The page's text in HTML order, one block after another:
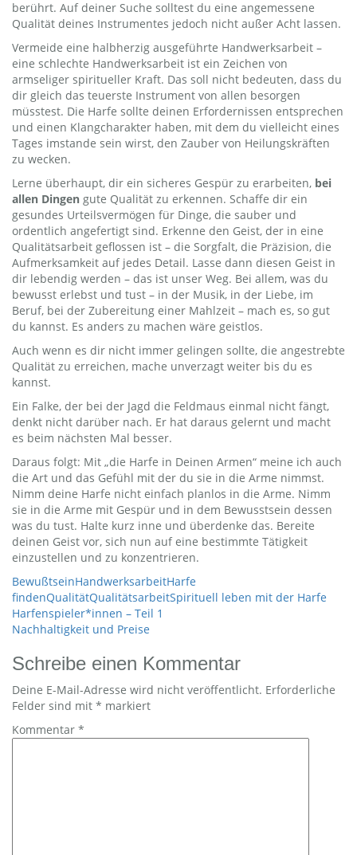
berührt. Auf deiner Suche solltest du eine angemessene
Qualität deines Instrumentes jedoch nicht außer Acht lassen.
Vermeide eine halbherzig ausgeführte Handwerksarbeit –
eine schlechte Handwerksarbeit ist ein Zeichen von
armseliger spiritueller Kraft. Das soll nicht bedeuten, dass du
dir gleich das teuerste Instrument von allen besorgen
müsstest. Die Harfe sollte deinen Erfordernissen entsprechen
und einen Klangcharakter haben, mit dem du vielleicht eines
Tages imstande sein wirst, den Zauber von Heilungskräften
zu wecken.
Lerne überhaupt, dir ein sicheres Gespür zu erarbeiten, bei
allen Dingen gute Qualität zu erkennen. Schaffe dir ein
gesundes Urteilsvermögen für Dinge, die sauber und
ordentlich angefertigt sind. Erkenne den Geist, der in eine
Qualitätsarbeit geflossen ist – die Sorgfalt, die Präzision, die
Aufmerksamkeit auf jedes Detail. Lasse dann diesen Geist in
dir lebendig werden – das ist unser Weg. Bei allem, was du
bewusst erlebst und tust – in der Musik, in der Liebe, im
Beruf, bei der Zubereitung einer Mahlzeit – mach es, so gut
du kannst. Es anders zu machen wäre geistlos.
Auch wenn es dir nicht immer gelingen sollte, die angestrebte
Qualität zu erreichen, mache unverzagt weiter bis du es
kannst.
Ein Falke, der bei der Jagd die Feldmaus einmal nicht fängt,
denkt nicht darüber nach. Er hat daraus gelernt und macht
es beim nächsten Mal besser.
Daraus folgt: Mit „die Harfe in Deinen Armen“ meine ich auch
die Art und das Gefühl mit der du sie in die Arme nimmst.
Nimm deine Harfe nicht einfach planlos in die Arme. Nimm
sie in die Arme mit Gespür und in dem Bewusstsein dessen
was du tust. Halte kurz inne und überdenke das. Bereite
deinen Geist vor, sich nun auf eine bestimmte Tätigkeit
einzustellen und zu konzentrieren.
BewußtseinHandwerksarbeitHarfe
findenQualitätQualitätsarbeitSpirituell leben mit der Harfe
Beitragsnavigation
Harfenspieler*innen – Teil 1
Nachhaltigkeit und Preise
Schreibe einen Kommentar
Deine E-Mail-Adresse wird nicht veröffentlicht. Erforderliche
Felder sind mit * markiert
Kommentar *